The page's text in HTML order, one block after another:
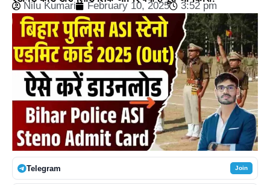
Nilu Kumari February 10, 2025 3:52 pm
Telegram Join